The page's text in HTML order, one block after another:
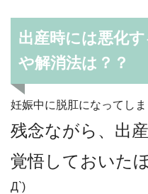
出産時には悪化
や解消法は？？
妊娠中に脱肛になってしま
残念ながら、出
覚悟しておいた
Д`)